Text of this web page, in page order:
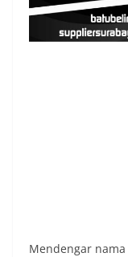
Mendengar nama